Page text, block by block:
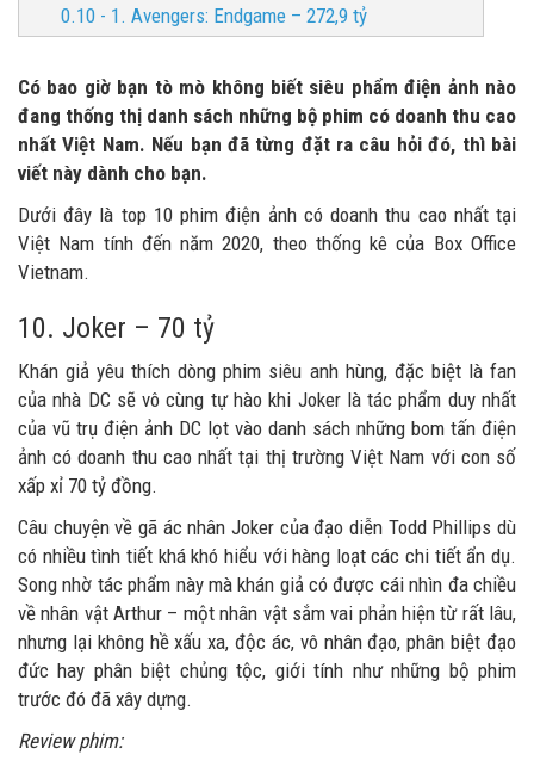
0.10 - 1. Avengers: Endgame – 272,9 tỷ
Có bao giờ bạn tò mò không biết siêu phẩm điện ảnh nào
đang thống thị danh sách những bộ phim có doanh thu cao
nhất Việt Nam. Nếu bạn đã từng đặt ra câu hỏi đó, thì bài
viết này dành cho bạn.
Dưới đây là top 10 phim điện ảnh có doanh thu cao nhất tại
Việt Nam tính đến năm 2020, theo thống kê của Box Office
Vietnam.
10. Joker – 70 tỷ
Khán giả yêu thích dòng phim siêu anh hùng, đặc biệt là fan
của nhà DC sẽ vô cùng tự hào khi Joker là tác phẩm duy nhất
của vũ trụ điện ảnh DC lọt vào danh sách những bom tấn điện
ảnh có doanh thu cao nhất tại thị trường Việt Nam với con số
xấp xỉ 70 tỷ đồng.
Câu chuyện về gã ác nhân Joker của đạo diễn Todd Phillips dù
có nhiều tình tiết khá khó hiểu với hàng loạt các chi tiết ẩn dụ.
Song nhờ tác phẩm này mà khán giả có được cái nhìn đa chiều
về nhân vật Arthur – một nhân vật sắm vai phản hiện từ rất lâu,
nhưng lại không hề xấu xa, độc ác, vô nhân đạo, phân biệt đạo
đức hay phân biệt chủng tộc, giới tính như những bộ phim
trước đó đã xây dựng.
Review phim: